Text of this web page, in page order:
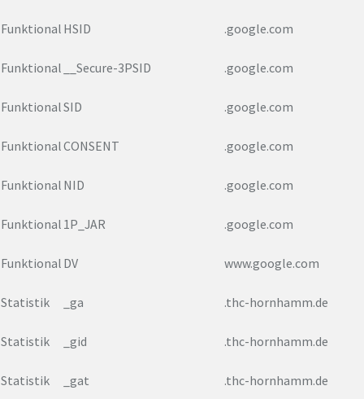
Funktional HSID .google.com
Funktional __Secure-3PSID .google.com
FunktionalSID .google.com
FunktionalCONSENT .google.com
Funktional NID .google.com
Funktional 1P_JAR .google.com
Funktional DV www.google.com
Statistik _ga .thc-hornhamm.de
Statistik _gid .thc-hornhamm.de
Statistik _gat .thc-hornhamm.de